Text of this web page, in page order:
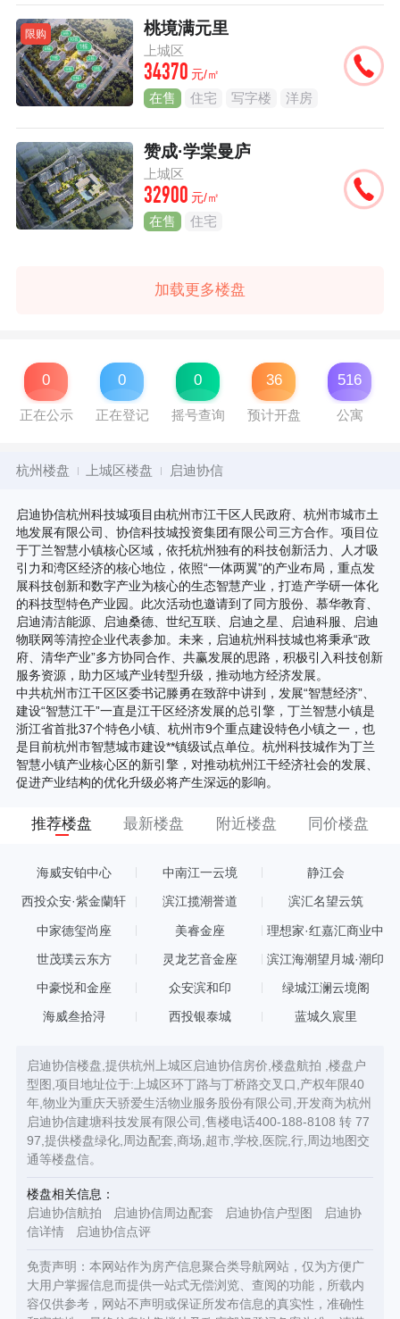
限购 桃境满元里
上城区
34370 元/㎡
在售 住宅 写字楼 洋房
赞成·学棠曼庐
上城区
32900 元/㎡
在售 住宅
加载更多楼盘
0
正在公示
0
正在登记
0
摇号查询
36
预计开盘
516
公寓
杭州楼盘 上城区楼盘 启迪协信
启迪协信杭州科技城项目由杭州市江干区人民政府、杭州市城市土
地发展有限公司、协信科技城投资集团有限公司三方合作。项目位
于丁兰智慧小镇核心区域，依托杭州独有的科技创新活力、人才吸
引力和湾区经济的核心地位，依照“一体两翼”的产业布局，重点发
展科技创新和数字产业为核心的生态智慧产业，打造产学研一体化
的科技型特色产业园。此次活动也邀请到了同方股份、慕华教育、
启迪清洁能源、启迪桑德、世纪互联、启迪之星、启迪科服、启迪
物联网等清控企业代表参加。未来，启迪杭州科技城也将秉承“政
府、清华产业”多方协同合作、共赢发展的思路，积极引入科技创新
服务资源，助力区域产业转型升级，推动地方经济发展。
中共杭州市江干区区委书记滕勇在致辞中讲到，发展“智慧经济”、
建设“智慧江干”一直是江干区经济发展的总引擎，丁兰智慧小镇是
浙江省首批37个特色小镇、杭州市9个重点建设特色小镇之一，也
是目前杭州市智慧城市建设**镇级试点单位。杭州科技城作为丁兰
智慧小镇产业核心区的新引擎，对推动杭州江干经济社会的发展、
促进产业结构的优化升级必将产生深远的影响。
推荐楼盘 最新楼盘 附近楼盘 同价楼盘
海威安铂中心 中南江一云境 静江会
西投众安·紫金蘭轩 滨江揽潮誉道 滨汇名望云筑
中家德玺尚座 美睿金座
理想家·红嘉汇商业中
世茂璞云东方 灵龙艺音金座 滨江海潮望月城·潮印
中豪悦和金座 众安滨和印 绿城江澜云境阁
海威叁拾浔 西投银泰城 蓝城久宸里
启迪协信楼盘,提供杭州上城区启迪协信房价,楼盘航拍 ,楼盘户
型图,项目地址位于:上城区环丁路与丁桥路交叉口,产权年限40
年,物业为重庆天骄爱生活物业服务股份有限公司,开发商为杭州
启迪协信建塘科技发展有限公司,售楼电话400-188-8108 转 77
97,提供楼盘绿化,周边配套,商场,超市,学校,医院,行,周边地图交
通等楼盘信。
楼盘相关信息：
启迪协信航拍
启迪协信周边配套 启迪协信户型图
启迪协
信详情
启迪协信点评
免责声明：本网站作为房产信息聚合类导航网站，仅为方便广
大用户掌握信息而提供一站式无偿浏览、查阅的功能，所载内
容仅供参考，网站不声明或保证所发布信息的真实性，准确性